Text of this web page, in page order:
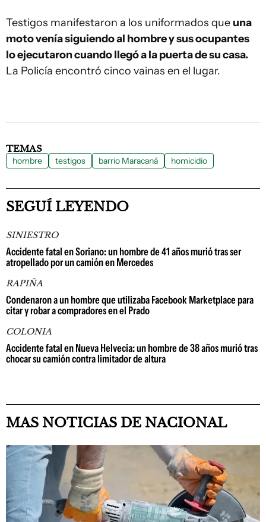
Testigos manifestaron a los uniformados que una
moto venía siguiendo al hombre y sus ocupantes
lo ejecutaron cuando llegó a la puerta de su casa.
La Policía encontró cinco vainas en el lugar.
TEMAS
hombre testigos barrio Maracaná homicidio
SEGUÍ LEYENDO
SINIESTRO
Accidente fatal en Soriano: un hombre de 41 años murió tras ser
atropellado por un camión en Mercedes
RAPIÑA
Condenaron a un hombre que utilizaba Facebook Marketplace para
citar y robar a compradores en el Prado
COLONIA
Accidente fatal en Nueva Helvecia: un hombre de 38 años murió tras
chocar su camión contra limitador de altura
MAS NOTICIAS DE NACIONAL